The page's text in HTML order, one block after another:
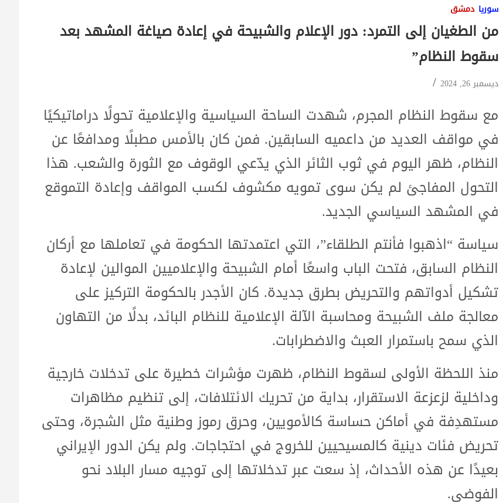
سوريا دمشق
من الطغيان إلى التمرد: دور الإعلام والشبيحة في إعادة صياغة المشهد بعد
سقوط النظام”
ديسمبر 26, 2024
مع سقوط النظام المجرم، شهدت الساحة السياسية والإعلامية تحولًا دراماتيكيًا
في مواقف العديد من داعميه السابقين. فمن كان بالأمس مطبلًا ومدافعًا عن
النظام، ظهر اليوم في ثوب الثائر الذي يدّعي الوقوف مع الثورة والشعب. هذا
التحول المفاجئ لم يكن سوى تمويه مكشوف لكسب المواقف وإعادة التموقع
في المشهد السياسي الجديد.
سياسة “اذهبوا فأنتم الطلقاء”، التي اعتمدتها الحكومة في تعاملها مع أركان
النظام السابق، فتحت الباب واسعًا أمام الشبيحة والإعلاميين الموالين لإعادة
تشكيل أدواتهم والتحريض بطرق جديدة. كان الأجدر بالحكومة التركيز على
معالجة ملف الشبيحة ومحاسبة الآلة الإعلامية للنظام البائد، بدلًا من التهاون
الذي سمح باستمرار العبث والاضطرابات.
منذ اللحظة الأولى لسقوط النظام، ظهرت مؤشرات خطيرة على تدخلات خارجية
وداخلية لزعزعة الاستقرار، بداية من تحريك الائتلافات، إلى تنظيم مظاهرات
مستهدِفة في أماكن حساسة كالأمويين، وحرق رموز وطنية مثل الشجرة، وحتى
تحريض فئات دينية كالمسيحيين للخروج في احتجاجات. ولم يكن الدور الإيراني
بعيدًا عن هذه الأحداث، إذ سعت عبر تدخلاتها إلى توجيه مسار البلاد نحو
الفوضى.